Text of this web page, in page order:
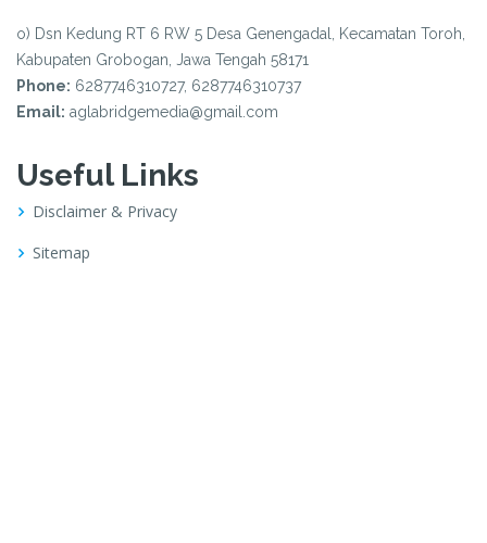
o) Dsn Kedung RT 6 RW 5 Desa Genengadal, Kecamatan Toroh,
Kabupaten Grobogan, Jawa Tengah 58171
Phone: 6287746310727, 6287746310737
Email: aglabridgemedia@gmail.com
Useful Links
Disclaimer & Privacy
Sitemap